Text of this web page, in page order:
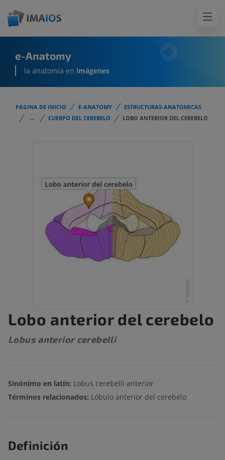
e-Anatomy
la anatomía en imágenes
PÁGINA DE INICIO E-ANATOMY
ESTRUCTURAS-ANATOMICAS
...
CUERPO DEL CEREBELO LOBO ANTERIOR DEL CEREBELO
Lobo anterior del cerebelo
Lobus anterior cerebelli
Sinónimo en latín: Lobus cerebelli anterior
Términos relacionados: Lóbulo anterior del cerebelo
Definición